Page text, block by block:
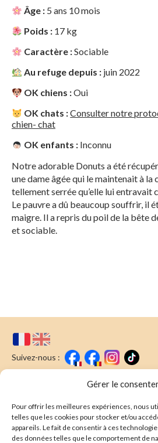
Gérer le
Pour offrir les meilleures expériences, nous
telles que les cookies pour stocker et/ou
appareils. Le fait de consentir à ces
des données telles que le comportement de
Âge : 5 ans 10 mois
Poids : 17 kg
Caractère :Sociable
Au refuge depuis : juin 2022
OK chiens :Oui
OK chats :Consulter notre
chien- chat
OK enfants : Inconnu
Notre adorable Donuts a été
une dame âgée qui le maintenait à la
tellement serrée qu’elle lui entravait
Le pauvre a dû beaucoup souffrir, il
maigre. Il a repris du poil de la bête
et sociable.
Suivez-nous :
Nous écrire
Newsletter
E-mail* :